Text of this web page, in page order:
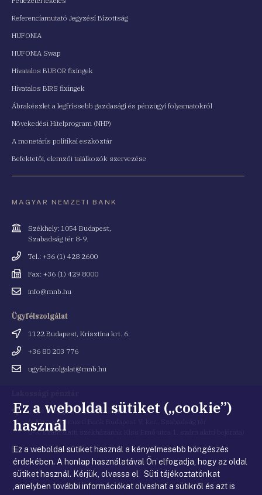
Referenciamutató Jegyzési Bizottság
HUFONIA
HUFONIA Swap
Hivatalos BUBOR fixingek
Hivatalos BIRS fixingek
Ábrakészlet a legfrissebb gazdasági és pénzügyi folyamatokról
Növekedési Hitelprogram (NHP)
A monetáris politikai eszköztár
Befektetői, elemzői találkozók szervezése
MAGYAR NEMZETI BANK
Cím
Székhely: 1054 Budapest,
Szabadság tér 8-9.
Telefonszám
Tel.: +36 (1) 428 2600
Fax
Fax: +36 (1) 429 8000
Emailinfo@mnb.hu
Ügyfélszolgálat
Cím
1122 Budapest, Krisztina krt. 6.
Telefonszám
+36 80 203 776
Emailugyfelszolgalat@mnb.hu
Cím 1054 Budapest, Kiss Ernő utca 1.
(a Magyar Nemzeti Bank Budapest V. ker., Szabadság tér
8-9. szám alatti székházának Kiss Ernő utca 1. szám alatti bejárata)
Email
cím
penztar@mnb.hu
Ez a weboldal sütiket („cookie”)
használ
Ez a weboldal sütiket használ a kényelmesebb böngészés
érdekében. A honlap használatával Ön elfogadja, hogy az oldal
sütiket használ. Kérjük, olvassa el Süti tájékoztatónkat
,amelyben további információkat olvashat a sütikről és azt is